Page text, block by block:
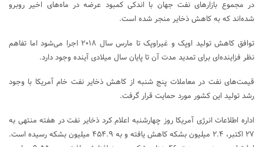
در مجموع بازارهای نفت جهان با اندکی کمبود عرضه در ماه‌های اخیر روبرو
شده‌اند که به کاهش ذخایر منجر شده است.
توافق کاهش تولید اوپک و غیراوپک تا مارس سال ۲۰۱۸ اجرا می‌شود اما تفاهم
نظر فزاینده‌ای برای تمدید مدت آن تا پایان سال میلادی آینده وجود دارد.
قیمت‌های نفت در معاملات پنج شنبه از کاهش ذخایر نفت خام آمریکا با وجود
رشد تولید این کشور مورد حمایت قرار گرفت.
اداره اطلاعات انرژی آمریکا روز چهارشنبه اعلام کرد ذخایر نفت در هفته منتهی به
۲۷ اکتبر، ۲.۴ میلیون بشکه کاهش یافته و به ۴۵۴.۹ میلیون بشکه رسیده است.